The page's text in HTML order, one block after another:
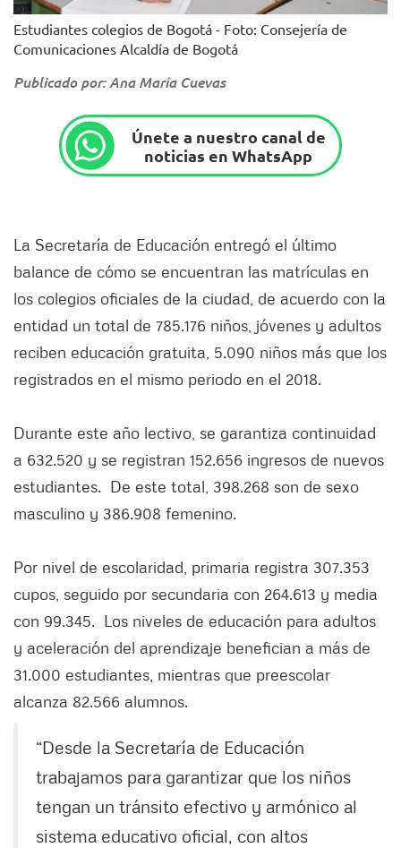
Estudiantes colegios de Bogotá - Foto: Consejería de
Comunicaciones Alcaldía de Bogotá
Publicado por: Ana María Cuevas
Únete a nuestro canal de
noticias en WhatsApp
La Secretaría de Educación entregó el último
balance de cómo se encuentran las matrículas en
los colegios oficiales de la ciudad, de acuerdo con la
entidad un total de 785.176 niños, jóvenes y adultos
reciben educación gratuita, 5.090 niños más que los
registrados en el mismo periodo en el 2018.
Durante este año lectivo, se garantiza continuidad
a 632.520 y se registran 152.656 ingresos de nuevos
estudiantes. De este total, 398.268 son de sexo
masculino y 386.908 femenino.
Por nivel de escolaridad, primaria registra 307.353
cupos, seguido por secundaria con 264.613 y media
con 99.345. Los niveles de educación para adultos
y aceleración del aprendizaje benefician a más de
31.000 estudiantes, mientras que preescolar
alcanza 82.566 alumnos.
“Desde la Secretaría de Educación
trabajamos para garantizar que los niños
tengan un tránsito efectivo y armónico al
sistema educativo oficial, con altos